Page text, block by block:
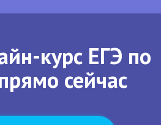
курс ЕГЭ по
сейчас